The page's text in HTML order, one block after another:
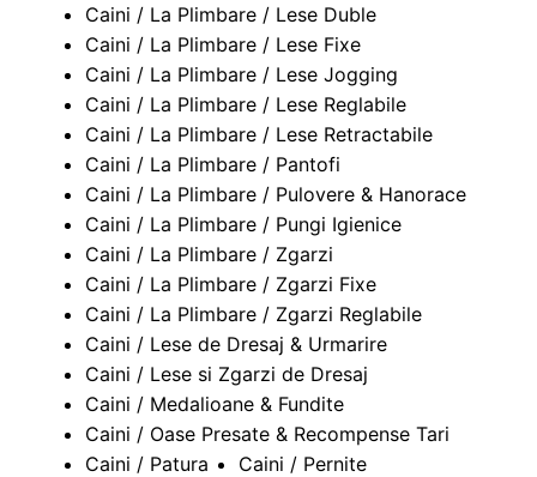
Caini / La Plimbare / Lese Duble
Caini / La Plimbare / Lese Fixe
Caini / La Plimbare / Lese Jogging
Caini / La Plimbare / Lese Reglabile
Caini / La Plimbare / Lese Retractabile
Caini / La Plimbare / Pantofi
Caini / La Plimbare / Pulovere & Hanorace
Caini / La Plimbare / Pungi Igienice
Caini / La Plimbare / Zgarzi
Caini / La Plimbare / Zgarzi Fixe
Caini / La Plimbare / Zgarzi Reglabile
Caini / Lese de Dresaj & Urmarire
Caini / Lese si Zgarzi de Dresaj
Caini / Medalioane & Fundite
Caini / Oase Presate & Recompense Tari
Caini / Patura
Caini / Pernite